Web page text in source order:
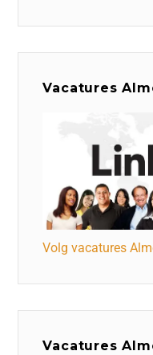
Vacatures
Volg vacatures
Vacatures